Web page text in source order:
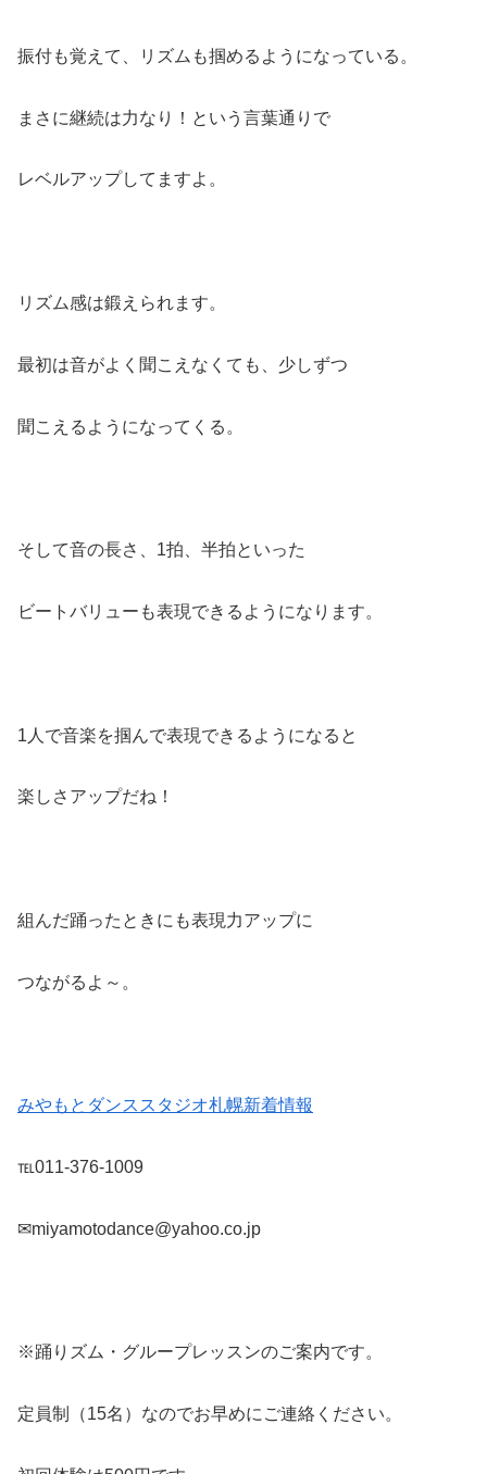
振付も覚えて、リズムも掴めるようになっている。
まさに継続は力なり！という言葉通りで
レベルアップしてますよ。
リズム感は鍛えられます。
最初は音がよく聞こえなくても、少しずつ
聞こえるようになってくる。
そして音の長さ、1拍、半拍といった
ビートバリューも表現できるようになります。
1人で音楽を掴んで表現できるようになると
楽しさアップだね！
組んだ踊ったときにも表現力アップに
つながるよ～。
みやもとダンススタジオ札幌新着情報
℡011-376-1009
✉miyamotodance@yahoo.co.jp
※踊りズム・グループレッスンのご案内です。
定員制（15名）なのでお早めにご連絡ください。